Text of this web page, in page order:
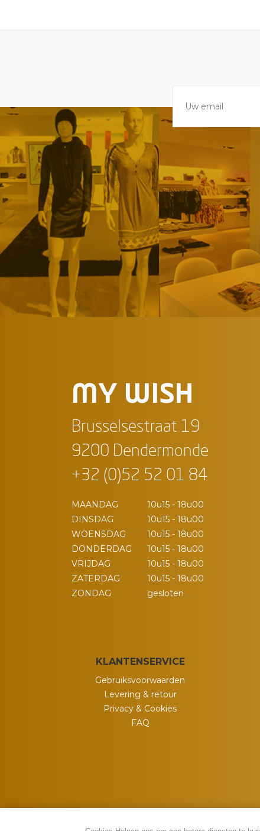
MY WISH
Brusselsestraat 19
9200 Dendermonde
+32 (0)52 52 01 84
MAANDAG
10u15 - 18u00
DINSDAG
10u15 - 18u00
WOENSDAG
10u15 - 18u00
DONDERDAG
10u15 - 18u00
VRIJDAG
10u15 - 18u00
ZATERDAG
10u15 - 18u00
ZONDAG
gesloten
KLANTENSERVICE
Gebruiksvoorwaarden
Levering & retour
Privacy & Cookies
FAQ